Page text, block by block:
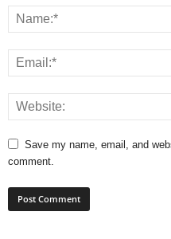
Save my name, email, and
comment.